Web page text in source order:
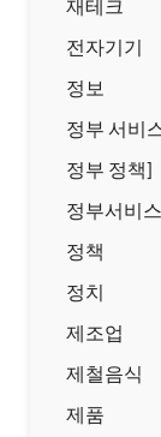
재테크
전자기기
정보
정부 서비
정부 정책]
정부서비스
정책
정치
제조업
제철음식
제품